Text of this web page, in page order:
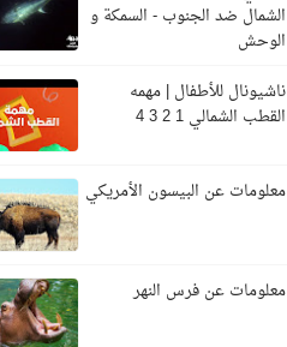
الشمال ضد الجنوب - السمكة و
الوحش
ناشيونال للأطفال | مهمه
القطب الشمالي 1 2 3 4
معلومات عن البيسون الأمريكي
معلومات عن فرس النهر